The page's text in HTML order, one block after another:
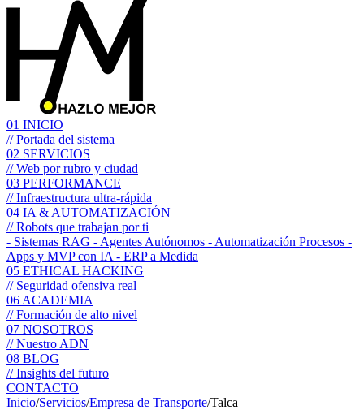
01 INICIO
// Portada del sistema
02 SERVICIOS
// Web por rubro y ciudad
03 PERFORMANCE
// Infraestructura ultra-rápida
04 IA & AUTOMATIZACIÓN
// Robots que trabajan por ti
- Sistemas RAG - Agentes Autónomos - Automatización Procesos -
Apps y MVP con IA - ERP a Medida
05 ETHICAL HACKING
// Seguridad ofensiva real
06 ACADEMIA
// Formación de alto nivel
07 NOSOTROS
// Nuestro ADN
08 BLOG
// Insights del futuro
CONTACTO
Inicio/Servicios/Empresa de Transporte/Talca